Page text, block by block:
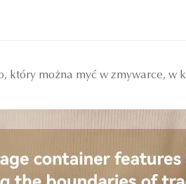
który można myć w zmywarce,